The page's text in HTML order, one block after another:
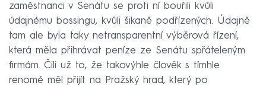
zaměstnanci v Senátu se proti ní bouřili kvůli
údajnému bossingu, kvůli šikaně podřízených. Údajně
tam ale byla taky netransparentní výběrová řízení,
která měla přihrávat peníze ze Senátu spřáteleným
firmám. Čili už to, že takovýhle člověk s tímhle
renomé měl přijít na Pražský hrad, který po